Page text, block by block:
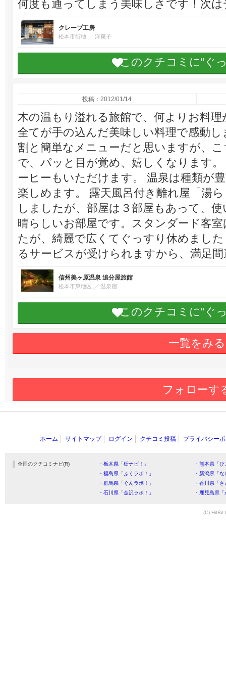
何度も通ってしまう美味しさです！次
クレープ工房
松本市街地 洋菓子
このクチコミに“ぐ
投稿：2012/01/14
木の温もり溢れる旅館で、何よりお料
全てが手の込んだ美味しい料理で感動
割と簡単なメニューだと思いますが、
で、パッと目が覚め、嬉しくなります
ーヒーもいただけます。 温泉は種類が
楽しめます。 露天風呂付き離れ屋「湯
しましたが、部屋は３部屋もあって、
晴らしいお部屋です。スタンダード客
たが、綺麗で広くてぐっすり休めまし
るサービスが受けられますから、満足
信州美ヶ原温泉 追分屋旅館
松本市東地区 温泉宿
このクチコミに“ぐ
一覧をみる
フォローす
ホーム サイトマップ ログイン クチコミ投稿 プライバシー
全国のクチコミナビ(R) ・栃木県「栃ナビ！」
・熊本県「
・福島県「ふくラボ！」
・新潟県「
・群馬県「ぐんラボ！」
・香川県「
・石川県「金沢ラボ！」
・鹿児島県
(C) HitBit